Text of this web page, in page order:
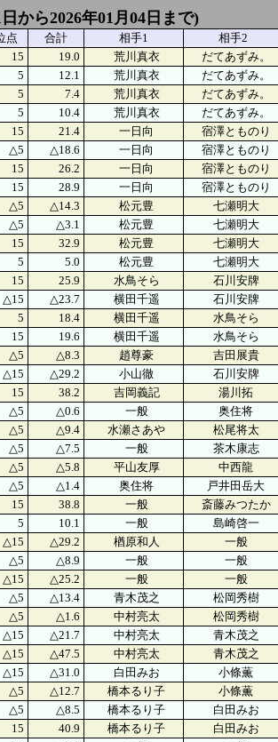
から2026年01月04日まで)
点 合計 相手1 相手2
15 19.0 荒川真衣 だてあずみ。
5 12.1 荒川真衣 だてあずみ。
5 7.4 荒川真衣 だてあずみ。
5 10.4 荒川真衣 だてあずみ。
15 21.4 一日向 宿澤とものり
△5 △18.6 一日向 宿澤とものり
15 26.2 一日向 宿澤とものり
15 28.9 一日向 宿澤とものり
△5 △14.3 松元豊 七瀬明大
△5 △3.1 松元豊 七瀬明大
15 32.9 松元豊 七瀬明大
5 5.0 松元豊 七瀬明大
15 25.9 水鳥そら 石川安牌
△15 △23.7 横田千遥 石川安牌
5 18.4 横田千遥 水鳥そら
15 19.6 横田千遥 水鳥そら
△5 △8.3 趙尊豪 吉田展貴
△15 △29.2 小山徹 石川安牌
15 38.2 吉岡義記 湯川拓
△5 △0.6 一般 奥住将
△5 △9.4 水瀬さあや 松尾将太
△5 △7.5 一般 茶木康志
△5 △5.8 平山友厚 中西龍
△5 △1.4 奥住将 戸井田岳大
15 38.8 一般 斎藤みつたか
5 10.1 一般 島崎啓一
△15 △29.2 楢原和人 一般
△5 △8.9 一般 一般
△15 △25.2 一般 一般
△5 △13.4 青木茂之 松岡秀樹
△5 △1.6 中村亮太 松岡秀樹
△15 △21.7 中村亮太 青木茂之
△15 △47.5 中村亮太 青木茂之
△15 △31.0 白田みお 小條薫
△5 △12.7 橋本るり子 小條薫
△5 △8.5 橋本るり子 白田みお
15 40.9 橋本るり子 白田みお